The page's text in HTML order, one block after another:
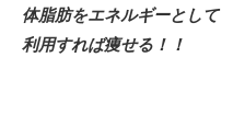
体脂肪をエネルギーとして
利用すれば痩せる！！